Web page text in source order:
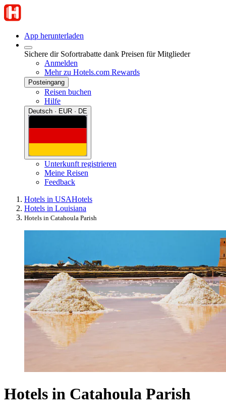
App herunterladen
Sichere dir Sofortrabatte dank Preisen für Mitglieder
Anmelden
Mehr zu Hotels.com Rewards
Posteingang
Reisen buchen
Hilfe
Deutsch · EUR · DE
Unterkunft registrieren
Meine Reisen
Feedback
Hotels in USAHotels
Hotels in Louisiana
Hotels in Catahoula Parish
Hotels in Catahoula Parish